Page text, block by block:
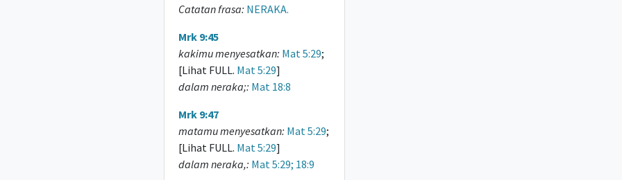
Catatan frasa: NERAKA.
Mrk 9:45
kakimu menyesatkan: Mat 5:29;
[Lihat FULL. Mat 5:29]
dalam neraka;: Mat 18:8
Mrk 9:47
matamu menyesatkan: Mat 5:29;
[Lihat FULL. Mat 5:29]
dalam neraka,: Mat 5:29; 18:9